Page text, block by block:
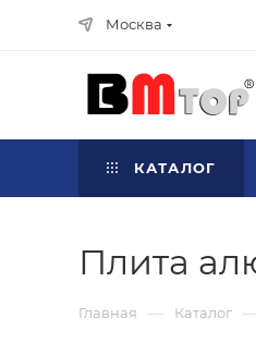
Москва
КАТАЛОГ
Плита
Главная — Каталог